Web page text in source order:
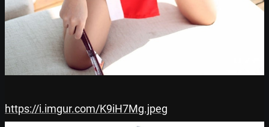
https://i.imgur.com/K9iH7Mg.jpeg